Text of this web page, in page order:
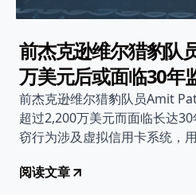
前杰克逊维尔猎豹队
万美元后或面临30年
前杰克逊维尔猎豹队员Amit
超过2,200万美元而面临长达
窃行为涉及虚拟信用卡系统，
阅读文章